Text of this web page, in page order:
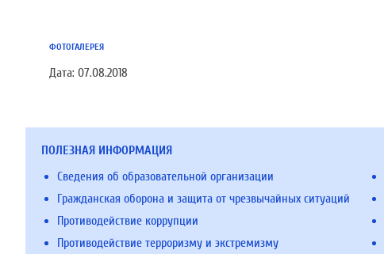
ФОТОГАЛЕРЕЯ
Дата: 07.08.2018
ПОЛЕЗНАЯ ИНФОРМАЦИЯ
Сведения об образовательной организации
Гражданская оборона и защита от чрезвычайных ситуаций
Противодействие коррупции
Противодействие терроризму и экстремизму